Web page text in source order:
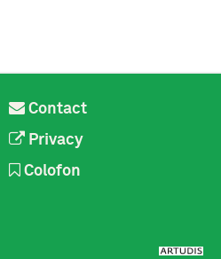
Contact
Privacy
Colofon